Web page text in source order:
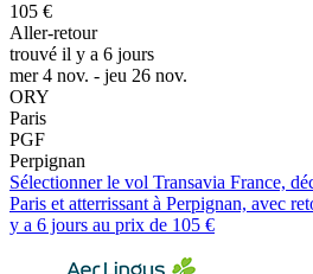
105 €
Aller-retour
trouvé il y a 6 jours
mer 4 nov. - jeu 26 nov.
ORY
Paris
PGF
Perpignan
Sélectionner le vol Transavia France,
Paris et atterrissant à Perpignan, avec
y a 6 jours au prix de 105 €